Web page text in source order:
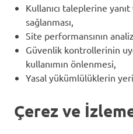
Kullanıcı taleplerine
sağlanması,
Site performansının
Güvenlik kontrollerinin
kullanımın önlenmesi,
Yasal yükümlülüklerin
Çerez ve